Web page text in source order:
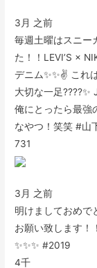
3月 之前
毎週土曜はスニー
た！！LEVI’S ×
デニム✨✨✌️ これ
大切な一足????✨
俺にとったら最強
なやつ！笑笑 #山
731
3月 之前
明けましておめで
お願い致します！
✨✨✨ #2019
4千